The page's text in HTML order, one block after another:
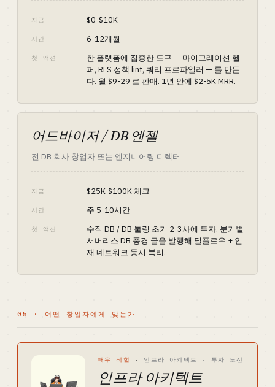
자금 $0-$10K
시간 6-12개월
첫 액션
한 플랫폼에 집중한 도구 — 마이그레이션 헬
퍼, RLS 정책 lint, 쿼리 프로파일러 — 를 만든
다. 월 $9-29 로 판매. 1년 안에 $2-5K MRR.
어드바이저 / DB 엔젤
전 DB 회사 창업자 또는 엔지니어링 디렉터
자금 $25K-$100K 체크
시간 주 5-10시간
첫 액션
수직 DB / DB 툴링 초기 2-3사에 투자. 분기별
서버리스 DB 풍경 글을 발행해 딜플로우 + 인
재 네트워크 동시 복리.
05 · 어떤 창업자에게 맞는가
매우 적합 · 인프라 아키텍트 · 투자 노선
인프라 아키텍트